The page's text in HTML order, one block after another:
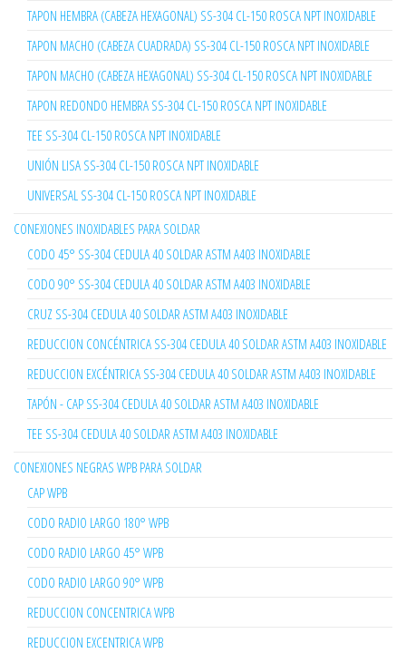
TAPON HEMBRA (CABEZA HEXAGONAL) SS-304 CL-150 ROSCA NPT INOXIDABLE
TAPON MACHO (CABEZA CUADRADA) SS-304 CL-150 ROSCA NPT INOXIDABLE
TAPON MACHO (CABEZA HEXAGONAL) SS-304 CL-150 ROSCA NPT INOXIDABLE
TAPON REDONDO HEMBRA SS-304 CL-150 ROSCA NPT INOXIDABLE
TEE SS-304 CL-150 ROSCA NPT INOXIDABLE
UNIÓN LISA SS-304 CL-150 ROSCA NPT INOXIDABLE
UNIVERSAL SS-304 CL-150 ROSCA NPT INOXIDABLE
CONEXIONES INOXIDABLES PARA SOLDAR
CODO 45° SS-304 CEDULA 40 SOLDAR ASTM A403 INOXIDABLE
CODO 90° SS-304 CEDULA 40 SOLDAR ASTM A403 INOXIDABLE
CRUZ SS-304 CEDULA 40 SOLDAR ASTM A403 INOXIDABLE
REDUCCION CONCÉNTRICA SS-304 CEDULA 40 SOLDAR ASTM A403 INOXIDABLE
REDUCCION EXCÉNTRICA SS-304 CEDULA 40 SOLDAR ASTM A403 INOXIDABLE
TAPÓN - CAP SS-304 CEDULA 40 SOLDAR ASTM A403 INOXIDABLE
TEE SS-304 CEDULA 40 SOLDAR ASTM A403 INOXIDABLE
CONEXIONES NEGRAS WPB PARA SOLDAR
CAP WPB
CODO RADIO LARGO 180° WPB
CODO RADIO LARGO 45° WPB
CODO RADIO LARGO 90° WPB
REDUCCION CONCENTRICA WPB
REDUCCION EXCENTRICA WPB